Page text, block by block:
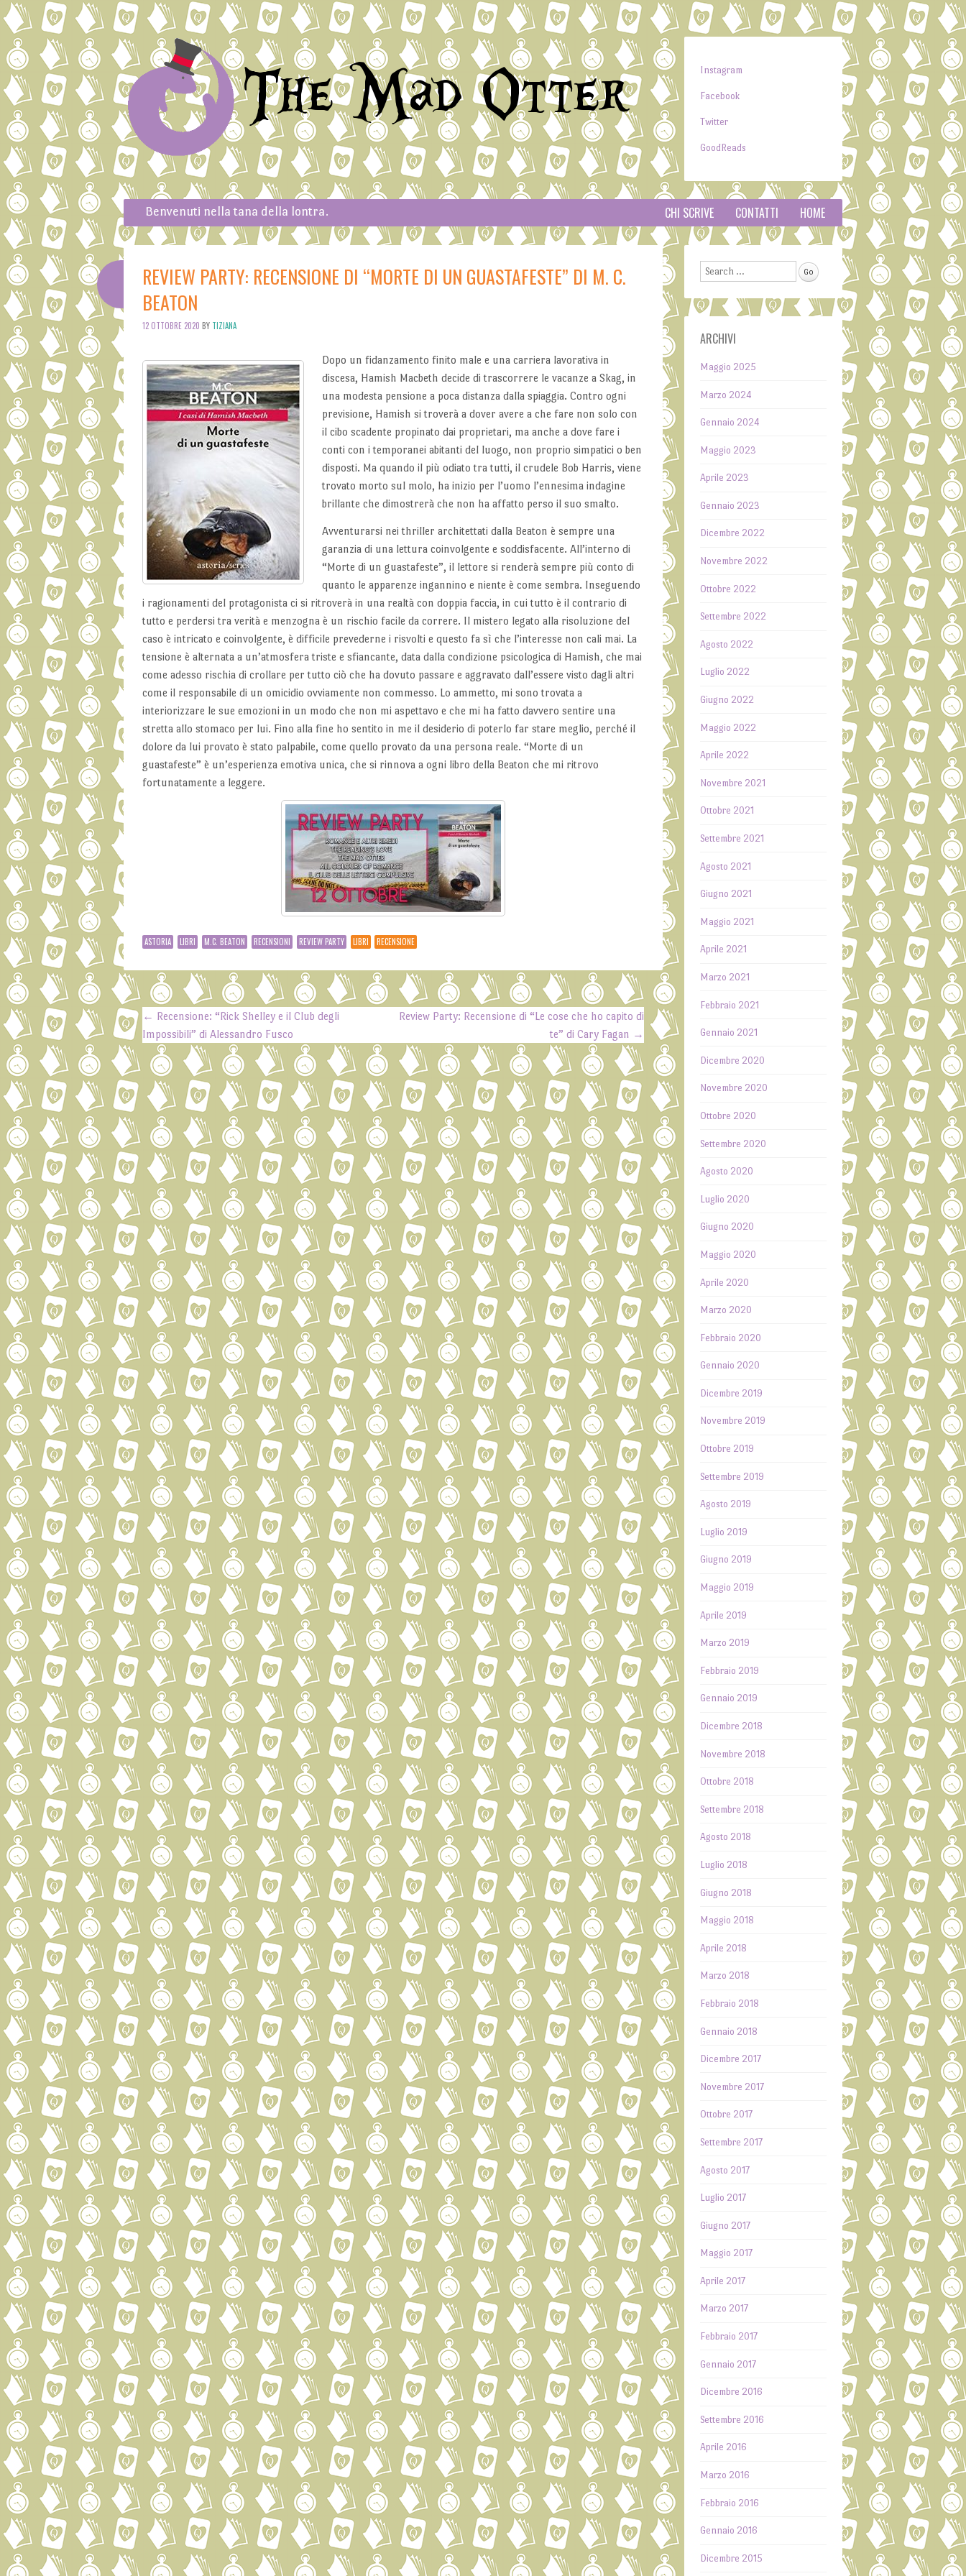
The Mad Otter Instagram
Facebook
Twitter
GoodReads
Benvenuti nella tana della lontra.
Menu
Skip to content HOME
CONTATTI
CHI SCRIVE
REVIEW PARTY: RECENSIONE DI “MORTE DI UN GUASTAFESTE” DI M. C.
BEATON
12 OTTOBRE 2020 BY TIZIANA
Dopo un fidanzamento finito male e una carriera lavorativa in
discesa, Hamish Macbeth decide di trascorrere le vacanze a Skag, in
una modesta pensione a poca distanza dalla spiaggia. Contro ogni
previsione, Hamish si troverà a dover avere a che fare non solo con
il cibo scadente propinato dai proprietari, ma anche a dove fare i
conti con i temporanei abitanti del luogo, non proprio simpatici o ben
disposti. Ma quando il più odiato tra tutti, il crudele Bob Harris, viene
trovato morto sul molo, ha inizio per l’uomo l’ennesima indagine
brillante che dimostrerà che non ha affatto perso il suo smalto.
Avventurarsi nei thriller architettati dalla Beaton è sempre una
garanzia di una lettura coinvolgente e soddisfacente. All’interno di
“Morte di un guastafeste”, il lettore si renderà sempre più conto di
quanto le apparenze ingannino e niente è come sembra. Inseguendo
i ragionamenti del protagonista ci si ritroverà in una realtà con doppia faccia, in cui tutto è il contrario di
tutto e perdersi tra verità e menzogna è un rischio facile da correre. Il mistero legato alla risoluzione del
caso è intricato e coinvolgente, è difficile prevederne i risvolti e questo fa sì che l’interesse non cali mai. La
tensione è alternata a un’atmosfera triste e sfiancante, data dalla condizione psicologica di Hamish, che mai
come adesso rischia di crollare per tutto ciò che ha dovuto passare e aggravato dall’essere visto dagli altri
come il responsabile di un omicidio ovviamente non commesso. Lo ammetto, mi sono trovata a
interiorizzare le sue emozioni in un modo che non mi aspettavo e che mi ha fatto davvero sentire una
stretta allo stomaco per lui. Fino alla fine ho sentito in me il desiderio di poterlo far stare meglio, perché il
dolore da lui provato è stato palpabile, come quello provato da una persona reale. “Morte di un
guastafeste” è un’esperienza emotiva unica, che si rinnova a ogni libro della Beaton che mi ritrovo
fortunatamente a leggere.
ASTORIA LIBRI M.C. BEATON RECENSIONI REVIEW PARTY LIBRI RECENSIONE
Post navigation
← Recensione: “Rick Shelley e il Club degli
Impossibili” di Alessandro Fusco
Review Party: Recensione di “Le cose che ho capito di
te” di Cary Fagan →
Search
ARCHIVI
Maggio 2025
Marzo 2024
Gennaio 2024
Maggio 2023
Aprile 2023
Gennaio 2023
Dicembre 2022
Novembre 2022
Ottobre 2022
Settembre 2022
Agosto 2022
Luglio 2022
Giugno 2022
Maggio 2022
Aprile 2022
Novembre 2021
Ottobre 2021
Settembre 2021
Agosto 2021
Giugno 2021
Maggio 2021
Aprile 2021
Marzo 2021
Febbraio 2021
Gennaio 2021
Dicembre 2020
Novembre 2020
Ottobre 2020
Settembre 2020
Agosto 2020
Luglio 2020
Giugno 2020
Maggio 2020
Aprile 2020
Marzo 2020
Febbraio 2020
Gennaio 2020
Dicembre 2019
Novembre 2019
Ottobre 2019
Settembre 2019
Agosto 2019
Luglio 2019
Giugno 2019
Maggio 2019
Aprile 2019
Marzo 2019
Febbraio 2019
Gennaio 2019
Dicembre 2018
Novembre 2018
Ottobre 2018
Settembre 2018
Agosto 2018
Luglio 2018
Giugno 2018
Maggio 2018
Aprile 2018
Marzo 2018
Febbraio 2018
Gennaio 2018
Dicembre 2017
Novembre 2017
Ottobre 2017
Settembre 2017
Agosto 2017
Luglio 2017
Giugno 2017
Maggio 2017
Aprile 2017
Marzo 2017
Febbraio 2017
Gennaio 2017
Dicembre 2016
Settembre 2016
Aprile 2016
Marzo 2016
Febbraio 2016
Gennaio 2016
Dicembre 2015